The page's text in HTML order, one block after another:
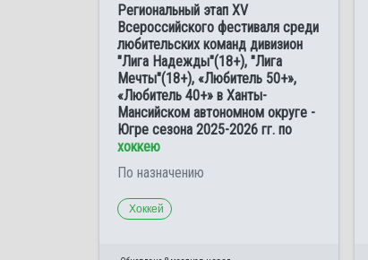
Региональный этап XV
Всероссийского фестиваля среди
любительских команд дивизион
"Лига Надежды"(18+), "Лига
Мечты"(18+), «Любитель 50+»,
«Любитель 40+» в Ханты-
Мансийском автономном округе -
Югре сезона 2025-2026 гг. по
хоккею
По назначению
Хоккей